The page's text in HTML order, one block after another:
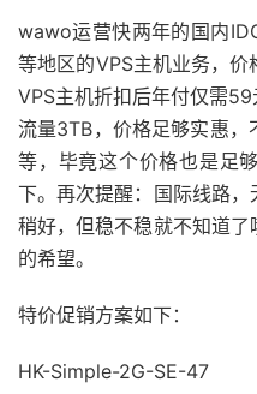
wawo运营快两年的国内
等地区的VPS主机业务，
VPS主机折扣后年付仅需
流量3TB，价格足够实惠，
等，毕竟这个价格也是足
下。再次提醒：国际线路
稍好，但稳不稳就不知道
的希望。
特价促销方案如下：
HK-Simple-2G-SE-47